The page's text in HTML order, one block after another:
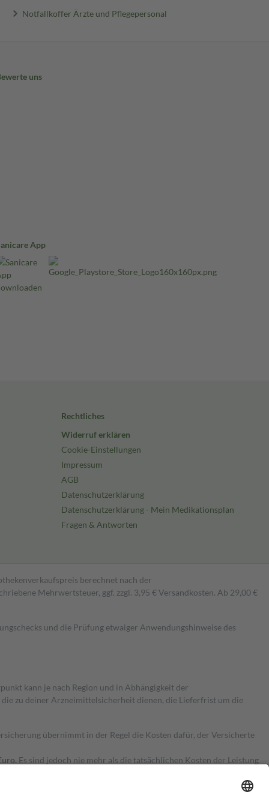
Notfallkoffer Ärzte und Pflegepersonal
uns
App
Rechtliches
Widerruf erklären
Cookie-Einstellungen
Impressum
AGB
Datenschutzerklärung
Datenschutzerklärung - Mein Medikationsplan
Fragen & Antworten
berechnet nach der
Mehrwertsteuer, ggf. zzgl. 3,95 € Versandkosten. Ab 29,00 €
und die Prüfung etwaiger Anwendungshinweise des
kann je nach Region und in Abhängigkeit der
zu deiner Arzneimittelsicherheit dienen, die Lieferfrist um die
übernimmt in der Regel die Kosten dafür, der Versicherte
Es sind jedoch nie mehr als die tatsächlichen Kosten der Leistung